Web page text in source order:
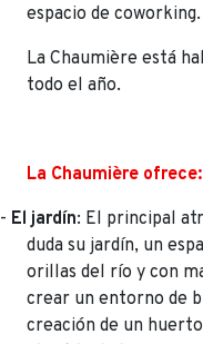
espacio de coworking.
La Chaumière está
todo el año.
La Chaumière ofrece:
- El jardín: El principal
duda su jardín, un
orillas del río y con
crear un entorno de
creación de un